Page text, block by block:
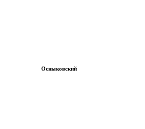
Осныковский